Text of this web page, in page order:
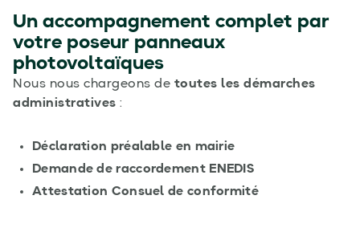
Un accompagnement complet par
votre poseur panneaux
photovoltaïques
Nous nous chargeons de toutes les démarches
administratives :
Déclaration préalable en mairie
Demande de raccordement ENEDIS
Attestation Consuel de conformité